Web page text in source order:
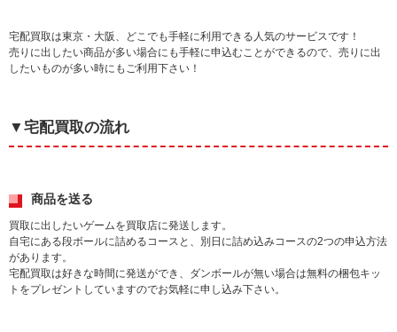
宅配買取は東京・大阪、どこでも手軽に利用できる人気のサービスです！
売りに出したい商品が多い場合にも手軽に申込むことができるので、売りに出
したいものが多い時にもご利用下さい！
▼宅配買取の流れ
商品を送る
買取に出したいゲームを買取店に発送します。
自宅にある段ボールに詰めるコースと、別日に詰め込みコースの2つの申込方法
があります。
宅配買取は好きな時間に発送ができ、ダンボールが無い場合は無料の梱包キッ
トをプレゼントしていますのでお気軽に申し込み下さい。